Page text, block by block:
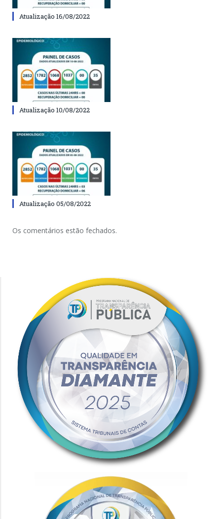
Atualização 16/08/2022
Atualização 10/08/2022
Atualização 05/08/2022
Os comentários estão fechados.